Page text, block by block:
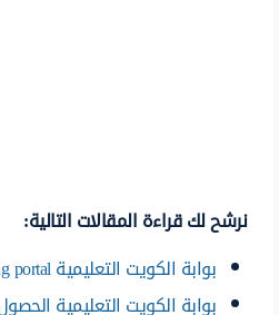
نرشح لك قراءة المقالات التالية:
بوابة الكويت التعليمية kuwait e-learning portal تسجيل
بوابة الكويت التعليمية